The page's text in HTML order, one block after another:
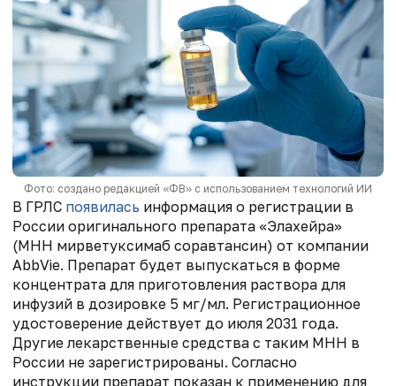
Фото: создано редакцией «ФВ» с использованием технологий ИИ
В ГРЛС появилась информация о регистрации в
России оригинального препарата «Элахейра»
(МНН мирветуксимаб соравтансин) от компании
AbbVie. Препарат будет выпускаться в форме
концентрата для приготовления раствора для
инфузий в дозировке 5 мг/мл. Регистрационное
удостоверение действует до июля 2031 года.
Другие лекарственные средства с таким МНН в
России не зарегистрированы. Согласно
инструкции препарат показан к применению для